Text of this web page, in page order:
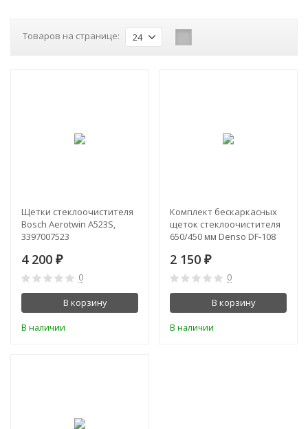
Товаров на странице: 24
Щетки стеклоочистителя
Bosch Aerotwin A523S,
3397007523
4 200 ₽
0
В корзину
В наличии
Комплект бескаркасных
щеток стеклоочистителя
650/450 мм Denso DF-108
2 150 ₽
0
В корзину
В наличии